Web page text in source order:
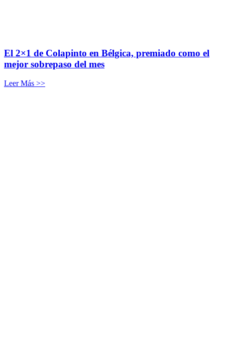
El 2×1 de Colapinto en Bélgica, premiado como el
mejor sobrepaso del mes
Leer Más >>